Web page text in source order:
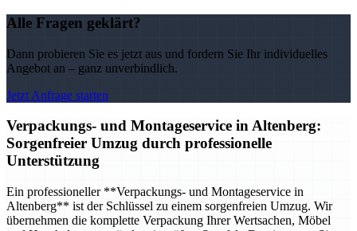
Alle Fragen geklärt?
Dann probieren Sie es jetzt aus und fordern Sie Ihr individuelles
Angebot an – ganz unverbindlich.
Jetzt Anfrage starten
Verpackungs- und Montageservice in Altenberg:
Sorgenfreier Umzug durch professionelle
Unterstützung
Ein professioneller **Verpackungs- und Montageservice in
Altenberg** ist der Schlüssel zu einem sorgenfreien Umzug. Wir
übernehmen die komplette Verpackung Ihrer Wertsachen, Möbel